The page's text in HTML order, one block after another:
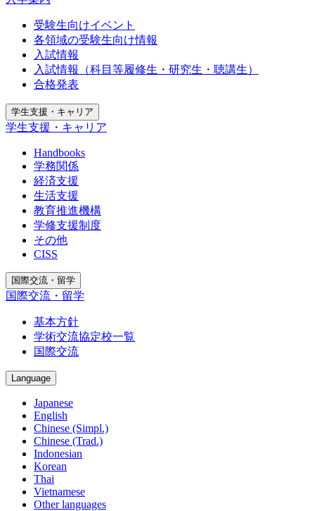
受験生向けイベント
各領域の受験生向け情報
入試情報
入試情報（科目等履修生・研究生・聴講生）
合格発表
学生支援・キャリア
学生支援・キャリア
Handbooks
学務関係
経済支援
生活支援
教育推進機構
学修支援制度
その他
CISS
国際交流・留学
国際交流・留学
基本方針
学術交流協定校一覧
国際交流
Language
Japanese
English
Chinese (Simpl.)
Chinese (Trad.)
Indonesian
Korean
Thai
Vietnamese
Other languages